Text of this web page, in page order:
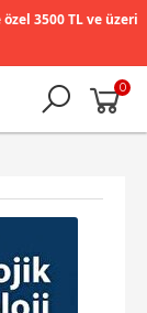
3500 TL ve üzeri
0